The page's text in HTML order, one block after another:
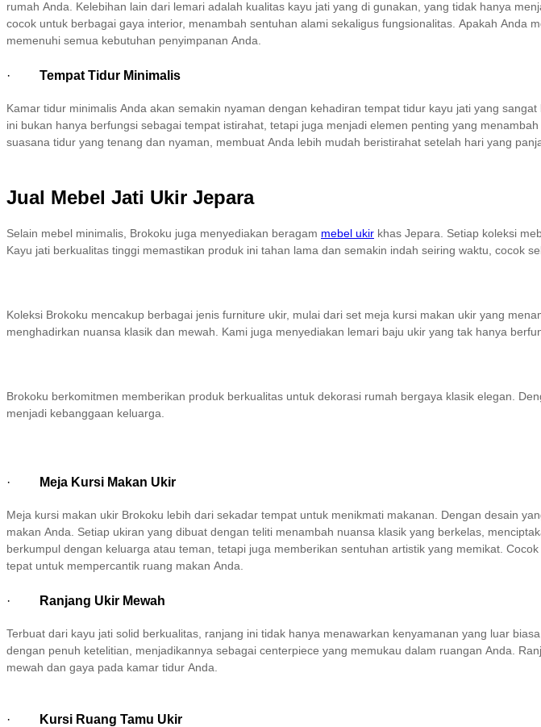
rumah Anda. Kelebihan lain dari lemari adalah kualitas kayu jati yang di gunakan, yang tidak hanya
cocok untuk berbagai gaya interior, menambah sentuhan alami sekaligus fungsionalitas. Apakah
memenuhi semua kebutuhan penyimpanan Anda.
· Tempat Tidur Minimalis
Kamar tidur minimalis Anda akan semakin nyaman dengan kehadiran tempat tidur kayu jati yang
ini bukan hanya berfungsi sebagai tempat istirahat, tetapi juga menjadi elemen penting yang
suasana tidur yang tenang dan nyaman, membuat Anda lebih mudah beristirahat setelah hari yang
Jual Mebel Jati Ukir Jepara
Selain mebel minimalis, Brokoku juga menyediakan beragam mebel ukir khas Jepara. Setiap koleksi
Kayu jati berkualitas tinggi memastikan produk ini tahan lama dan semakin indah seiring waktu, cocok
Koleksi Brokoku mencakup berbagai jenis furniture ukir, mulai dari set meja kursi makan ukir yang
menghadirkan nuansa klasik dan mewah. Kami juga menyediakan lemari baju ukir yang tak hanya
Brokoku berkomitmen memberikan produk berkualitas untuk dekorasi rumah bergaya klasik elegan.
menjadi kebanggaan keluarga.
· Meja Kursi Makan Ukir
Meja kursi makan ukir Brokoku lebih dari sekadar tempat untuk menikmati makanan. Dengan desain
makan Anda. Setiap ukiran yang dibuat dengan teliti menambah nuansa klasik yang berkelas,
berkumpul dengan keluarga atau teman, tetapi juga memberikan sentuhan artistik yang memikat.
tepat untuk mempercantik ruang makan Anda.
· Ranjang Ukir Mewah
Terbuat dari kayu jati solid berkualitas, ranjang ini tidak hanya menawarkan kenyamanan yang luar
dengan penuh ketelitian, menjadikannya sebagai centerpiece yang memukau dalam ruangan Anda.
mewah dan gaya pada kamar tidur Anda.
· Kursi Ruang Tamu Ukir